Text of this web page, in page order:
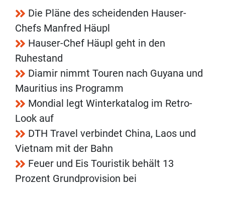
Die Pläne des scheidenden Hauser-
Chefs Manfred Häupl
Hauser-Chef Häupl geht in den
Ruhestand
Diamir nimmt Touren nach Guyana und
Mauritius ins Programm
Mondial legt Winterkatalog im Retro-
Look auf
DTH Travel verbindet China, Laos und
Vietnam mit der Bahn
Feuer und Eis Touristik behält 13
Prozent Grundprovision bei